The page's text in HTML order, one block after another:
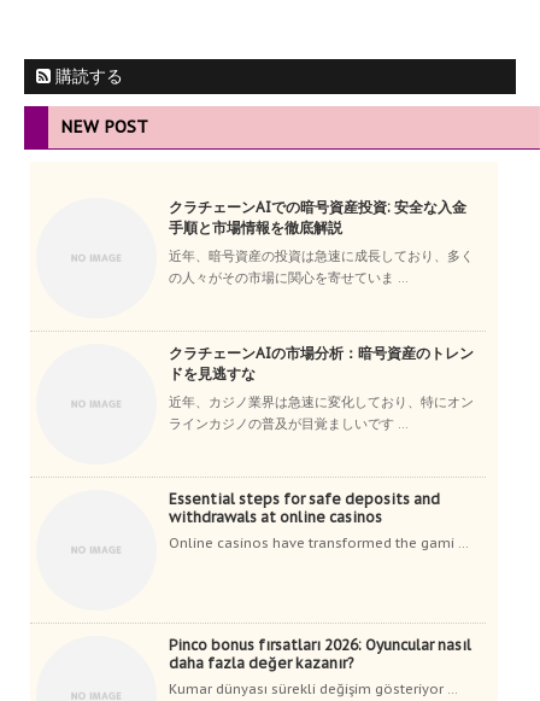
購読する
NEW POST
クラチェーンAIでの暗号資産投資: 安全な入金
手順と市場情報を徹底解説
近年、暗号資産の投資は急速に成長しており、多く
の人々がその市場に関心を寄せていま ...
クラチェーンAIの市場分析：暗号資産のトレン
ドを見逃すな
近年、カジノ業界は急速に変化しており、特にオン
ラインカジノの普及が目覚ましいです ...
Essential steps for safe deposits and
withdrawals at online casinos
Online casinos have transformed the gami ...
Pinco bonus fırsatları 2026: Oyuncular nasıl
daha fazla değer kazanır?
Kumar dünyası sürekli değişim gösteriyor ...